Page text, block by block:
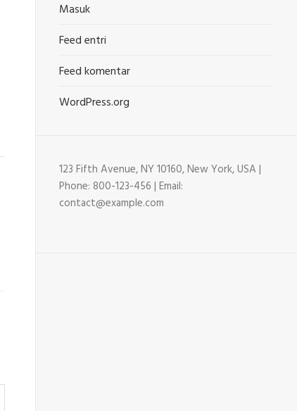
Masuk
Feed entri
Feed komentar
WordPress.org
123 Fifth Avenue, NY 10160, New York, USA |
Phone: 800-123-456 | Email:
contact@example.com